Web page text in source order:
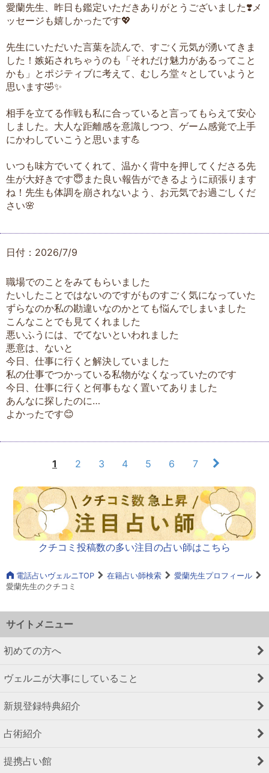
愛蘭先生、昨日も鑑定いただきありがとうございました❣️メ
ッセージも嬉しかったです💖
先生にいただいた言葉を読んで、すごく元気が湧いてきま
した！嫉妬されちゃうのも「それだけ魅力があるってこと
かも」とポジティブに考えて、むしろ堂々としていようと
思います🤣✨
相手を立てる作戦も私に合っていると言ってもらえて安心
しました。大人な距離感を意識しつつ、ゲーム感覚で上手
にかわしていこうと思います💪
いつも味方でいてくれて、温かく背中を押してくださる先
生が大好きです😇また良い報告ができるように頑張ります
ね！先生も体調を崩されないよう、お元気でお過ごしくだ
さい🌸
日付：2026/7/9
職場でのことをみてもらいました
たいしたことではないのですがものすごく気になっていた
ずらなのか私の勘違いなのかとても悩んでしまいました
こんなことでも見てくれました
悪いふうには、でてないといわれました
悪意は、ないと
今日、仕事に行くと解決していました
私の仕事でつかっている私物がなくなっていたのです
今日、仕事に行くと何事もなく置いてありました
あんなに探したのに…
よかったです😊
1 2 3 4 5 6 7
クチコミ投稿数の多い注目の占い師はこちら
電話占いヴェルニTOP 在籍占い師検索
愛蘭先生プロフィール
愛蘭先生のクチコミ
サイトメニュー
初めての方へ
ヴェルニが大事にしていること
新規登録特典紹介
占術紹介
提携占い館